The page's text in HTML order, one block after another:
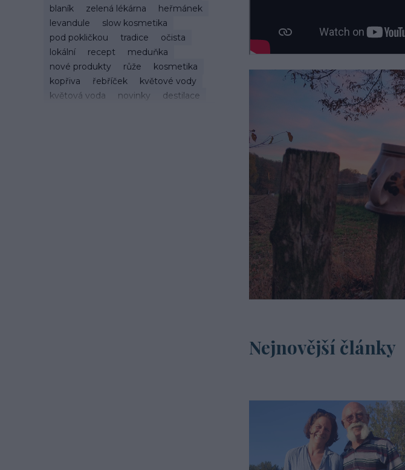
blaník
zelená lékárna
heřmánek
levandule
slow kosmetika
pod pokličkou
tradice
očista
lokální
recept
meduňka
nové produkty
růže
kosmetika
kopřiva
řebříček
květové vody
květová voda
novinky
destilace
Nejnovější články